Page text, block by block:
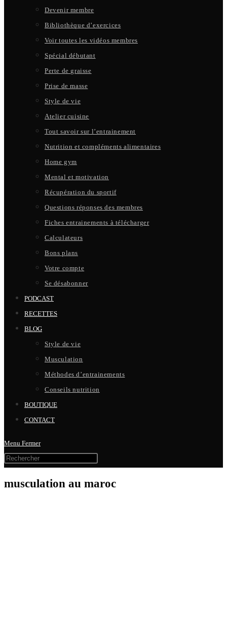
Devenir membre
Bibliothèque d’exercices
Voir toutes les vidéos membres
Spécial débutant
Perte de graisse
Prise de masse
Style de vie
Atelier cuisine
Tout savoir sur l’entrainement
Nutrition et compléments alimentaires
Home gym
Mental et motivation
Récupération du sportif
Questions réponses des membres
Fiches entrainements à télécharger
Calculateurs
Bons plans
Votre compte
Se désabonner
PODCAST
RECETTES
BLOG
Style de vie
Musculation
Méthodes d’entrainements
Conseils nutrition
BOUTIQUE
CONTACT
Menu Fermer
musculation au maroc